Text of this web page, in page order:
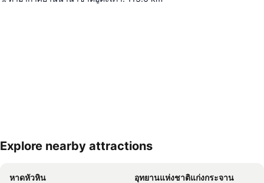
Explore nearby attractions
หาดหัวหิน
อุทยานแห่งชาติแก่งกระจาน